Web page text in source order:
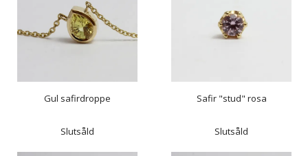
Gul safirdroppe
Slutsåld
Safir "stud" rosa
Slutsåld